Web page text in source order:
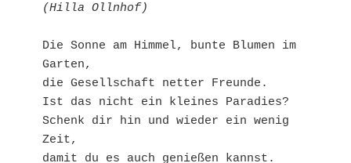
(Hilla Ollnhof)
Die Sonne am Himmel, bunte Blumen im
Garten,
die Gesellschaft netter Freunde.
Ist das nicht ein kleines Paradies?
Schenk dir hin und wieder ein wenig
Zeit,
damit du es auch genießen kannst.